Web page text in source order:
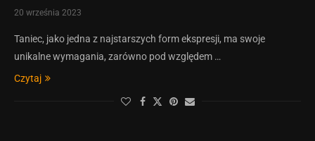
20 września 2023
Taniec, jako jedna z najstarszych form ekspresji, ma swoje
unikalne wymagania, zarówno pod względem …
Czytaj